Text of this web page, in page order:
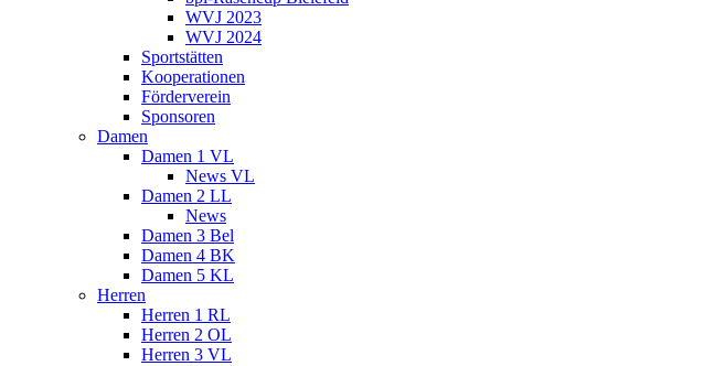
WVJ 2023
WVJ 2024
Sportstätten
Kooperationen
Förderverein
Sponsoren
Damen
Damen 1 VL
News VL
Damen 2 LL
News
Damen 3 Bel
Damen 4 BK
Damen 5 KL
Herren
Herren 1 RL
Herren 2 OL
Herren 3 VL